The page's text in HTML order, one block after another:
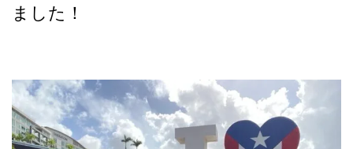
ました！